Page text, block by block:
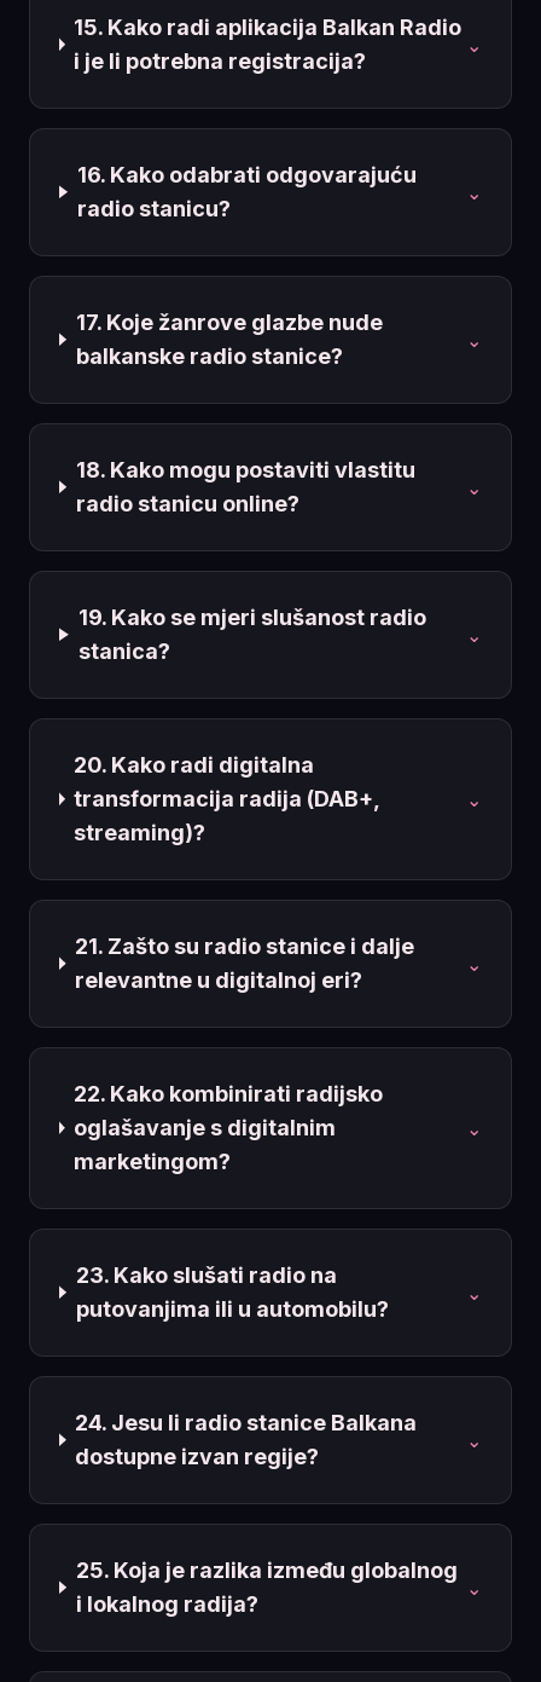
15. Kako radi aplikacija Balkan Radio
i je li potrebna registracija?
⌄
16. Kako odabrati odgovarajuću
radio stanicu?
⌄
17. Koje žanrove glazbe nude
balkanske radio stanice?
⌄
18. Kako mogu postaviti vlastitu
radio stanicu online?
⌄
19. Kako se mjeri slušanost radio
stanica?
⌄
20. Kako radi digitalna
transformacija radija (DAB+,
streaming)?
⌄
21. Zašto su radio stanice i dalje
relevantne u digitalnoj eri?
⌄
22. Kako kombinirati radijsko
oglašavanje s digitalnim
marketingom?
⌄
23. Kako slušati radio na
putovanjima ili u automobilu?
⌄
24. Jesu li radio stanice Balkana
dostupne izvan regije?
⌄
25. Koja je razlika između globalnog
i lokalnog radija?
⌄